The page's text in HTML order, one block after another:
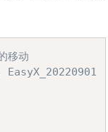
移动